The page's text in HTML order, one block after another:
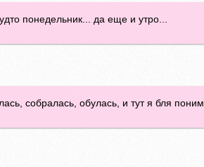
понедельник... да еще и утро...
собралась, обулась, и тут я бля